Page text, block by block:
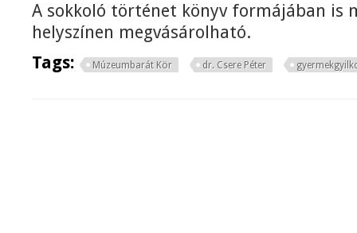
A sokkoló történet könyv formájában is
helyszínen megvásárolható.
Tags:
Múzeumbarát Kör dr. Csere Péter